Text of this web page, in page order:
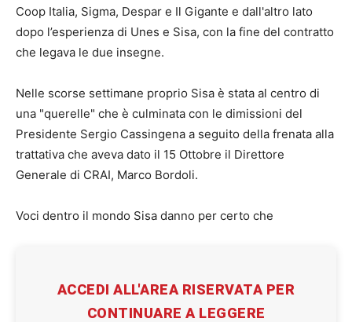
Coop Italia, Sigma, Despar e Il Gigante e dall'altro lato
dopo l’esperienza di Unes e Sisa, con la fine del contratto
che legava le due insegne.
Nelle scorse settimane proprio Sisa è stata al centro di
una "querelle" che è culminata con le dimissioni del
Presidente Sergio Cassingena a seguito della frenata alla
trattativa che aveva dato il 15 Ottobre il Direttore
Generale di CRAI, Marco Bordoli.
Voci dentro il mondo Sisa danno per certo che
ACCEDI ALL'AREA RISERVATA PER
CONTINUARE A LEGGERE